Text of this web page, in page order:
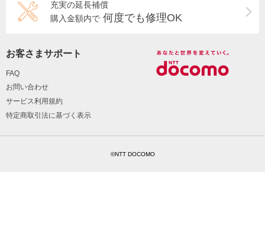
充実の延長補償
購入金額内で 何度でも修理OK
お客さまサポート
FAQ
お問い合わせ
サービス利用規約
特定商取引法に基づく表示
©NTT DOCOMO